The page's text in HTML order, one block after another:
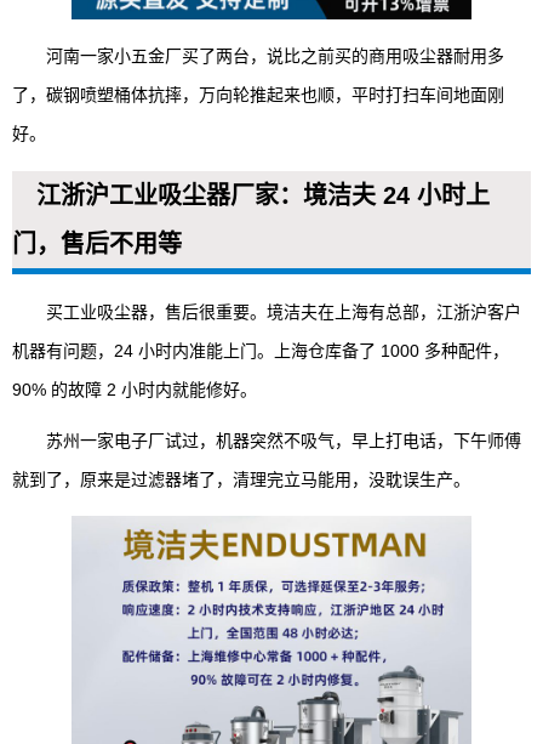
河南一家小五金厂买了两台，说比之前买的商用吸尘器耐用多
了，碳钢喷塑桶体抗摔，万向轮推起来也顺，平时打扫车间地面刚
好。
江浙沪工业吸尘器厂家：境洁夫 24 小时上
门，售后不用等
买工业吸尘器，售后很重要。境洁夫在上海有总部，江浙沪客户
机器有问题，24 小时内准能上门。上海仓库备了 1000 多种配件，
90% 的故障 2 小时内就能修好。
苏州一家电子厂试过，机器突然不吸气，早上打电话，下午师傅
就到了，原来是过滤器堵了，清理完立马能用，没耽误生产。